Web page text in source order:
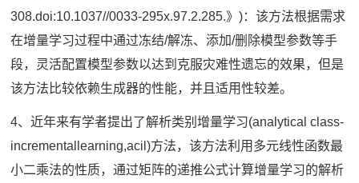
308.doi:10.1037//0033-295x.97.2.285.》)：该方法根据需求
在增量学习过程中通过冻结/解冻、添加/删除模型参数等手
段，灵活配置模型参数以达到克服灾难性遗忘的效果，但是
该方法比较依赖生成器的性能，并且适用性较差。
4、近年来有学者提出了解析类别增量学习(analytical class-
incrementallearning,acil)方法，该方法利用多元线性函数最
小二乘法的性质，通过矩阵的递推公式计算增量学习的解析